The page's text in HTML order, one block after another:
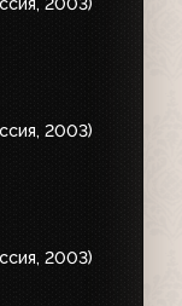
2003)
2003)